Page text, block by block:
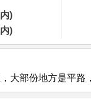
)
)
大部份地方是平路